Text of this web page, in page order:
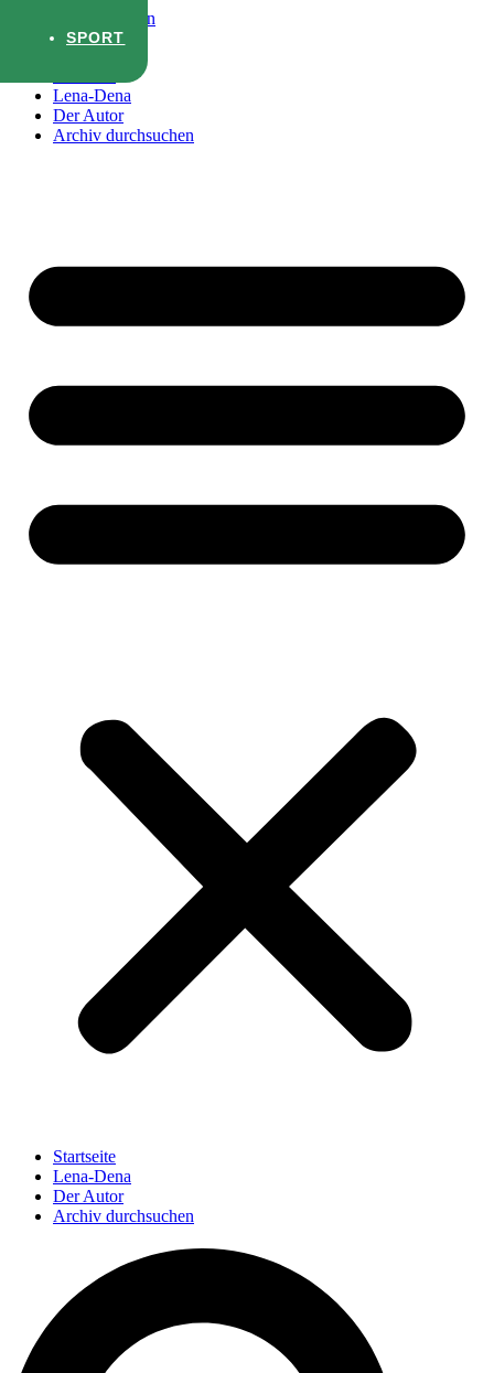
Zum Inhalt wechseln
Lena-Dena
Der Autor
Archiv durchsuchen
Startseite
Lena-Dena
Der Autor
Archiv durchsuchen
SPORT